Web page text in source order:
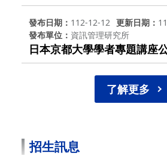
發布日期 112-12-12 更新日期
發布單位
資訊管理研究所
日本京都大學學者專題講座
了解更多
招生訊息